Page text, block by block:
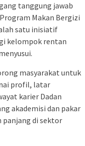
tanggung jawab
Makan Bergizi
satu inisiatif
kelompok rentan
masyarakat untuk
profil, latar
karier Dadan
akademisi dan pakar
di sektor